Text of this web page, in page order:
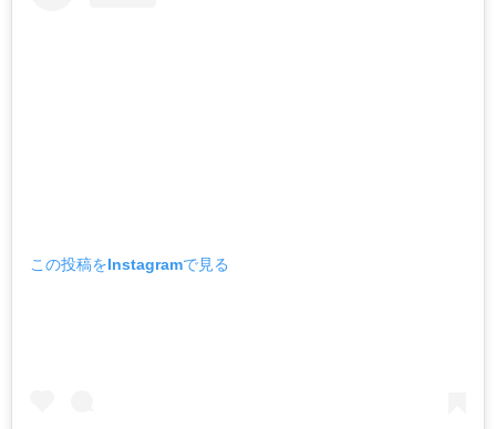
この投稿をInstagramで見る